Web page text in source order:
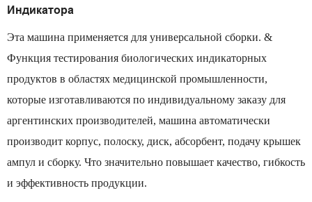
Индикатора
Эта машина применяется для универсальной сборки. &
Функция тестирования биологических индикаторных
продуктов в областях медицинской промышленности,
которые изготавливаются по индивидуальному заказу для
аргентинских производителей, машина автоматически
производит корпус, полоску, диск, абсорбент, подачу крышек
ампул и сборку. Что значительно повышает качество, гибкость
и эффективность продукции.